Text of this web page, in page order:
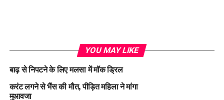
YOU MAY LIKE
बाढ़ से निपटने के लिए मलसा में मॉक ड्रिल
करंट लगने से भैंस की मौत, पीड़ित महिला ने मांगा
मुआवजा